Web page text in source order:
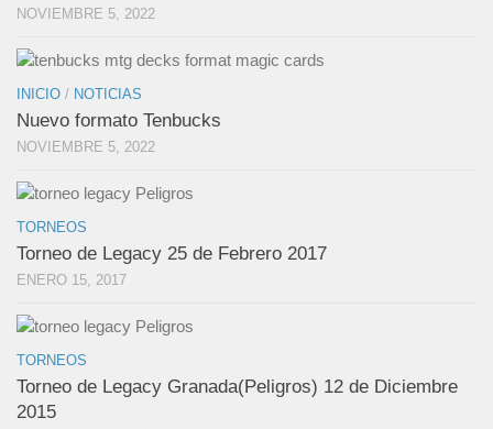
NOVIEMBRE 5, 2022
INICIO / NOTICIAS
Nuevo formato Tenbucks
NOVIEMBRE 5, 2022
TORNEOS
Torneo de Legacy 25 de Febrero 2017
ENERO 15, 2017
TORNEOS
Torneo de Legacy Granada(Peligros) 12 de Diciembre
2015